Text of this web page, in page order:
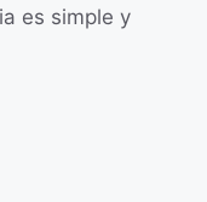
es simple y